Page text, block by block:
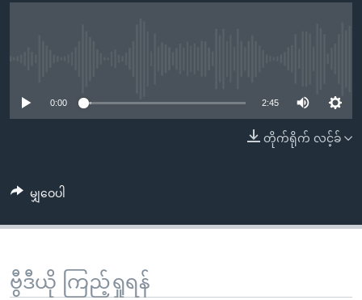
ပင်မ
စာမျက်နှာ
ကျော်
ရန်
ရှာဖွေ
တရုတ်
ရပ်ဝန်းတခု လမ်းတခု အလွန်
ရုပ်ရှင်ထဲက အင်္ဂလိပ်စာ
တီဗွီ
ရေဒီယို/တီဗွီအစီအစဉ်
ဗွီအိုအေ လူမှုကွန်ယက်များ
ဘာသာစကားများ
0:00 2:45
တိုက်ရိုက် လင့်ခ်
မျှဝေပါ
ဗွီဒီယို ကြည့်ရှုရန်